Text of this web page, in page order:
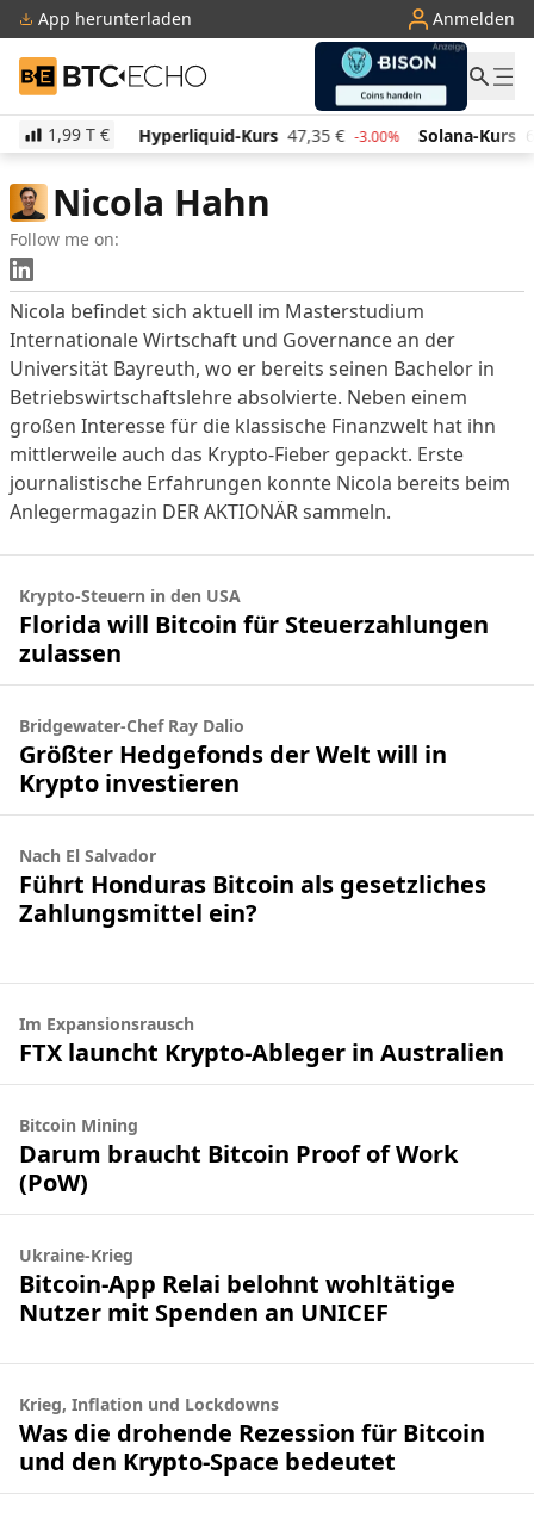
App herunterladen Anmelden
BTC-ECHO
1,99 T €
€ 0.90% Hyperliquid-Kurs 47,35 € -3.00% Solana-Kurs
Nicola Hahn
Follow me on:
LinkedIn Profil
Nicola befindet sich aktuell im Masterstudium
Internationale Wirtschaft und Governance an der
Universität Bayreuth, wo er bereits seinen Bachelor in
Betriebswirtschaftslehre absolvierte. Neben einem
großen Interesse für die klassische Finanzwelt hat ihn
mittlerweile auch das Krypto-Fieber gepackt. Erste
journalistische Erfahrungen konnte Nicola bereits beim
Anlegermagazin DER AKTIONÄR sammeln.
Krypto-Steuern in den USA
Florida will Bitcoin für Steuerzahlungen
zulassen
Bridgewater-Chef Ray Dalio
Größter Hedgefonds der Welt will in
Krypto investieren
Nach El Salvador
Führt Honduras Bitcoin als gesetzliches
Zahlungsmittel ein?
Im Expansionsrausch
FTX launcht Krypto-Ableger in Australien
Bitcoin Mining
Darum braucht Bitcoin Proof of Work
(PoW)
Ukraine-Krieg
Bitcoin-App Relai belohnt wohltätige
Nutzer mit Spenden an UNICEF
Krieg, Inflation und Lockdowns
Was die drohende Rezession für Bitcoin
und den Krypto-Space bedeutet